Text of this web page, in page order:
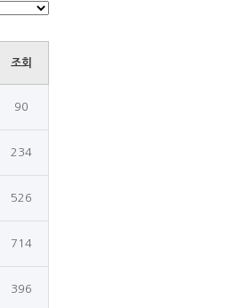
조회
90
234
526
714
396